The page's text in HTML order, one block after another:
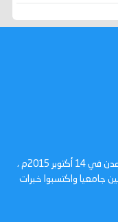
عدن تايم - صحيفة الكترونية تأسست في مدينة عدن في 14 أكتوبر 2015م ،
جامعيا واكتسبوا خبرات